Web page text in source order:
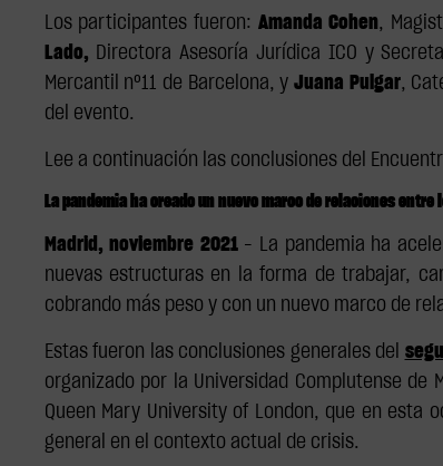
Los participantes fueron: Amanda Cohen,
Lado, Directora Asesoría Jurídica ICO y
Mercantil nº11 de Barcelona, y Juana Pulgar,
del evento.
Lee a continuación las conclusiones del
La pandemia ha creado un nuevo marco de relaciones entre
Madrid, noviembre 2021– La pandemia ha
nuevas estructuras en la forma de trabajar,
cobrando más peso y con un nuevo marco de
Estas fueron las conclusiones generales del
organizado por la Universidad Complutense
Queen Mary University of London, que en
general en el contexto actual de crisis.